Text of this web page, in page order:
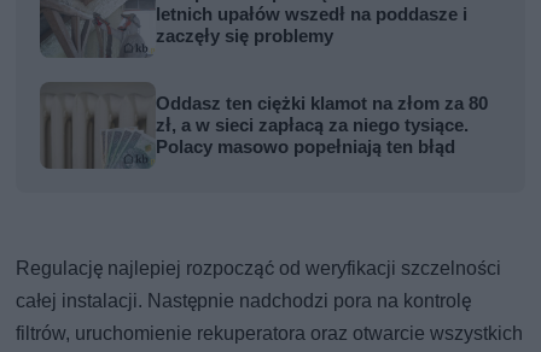
letnich upałów wszedł na poddasze i
zaczęły się problemy
Oddasz ten ciężki klamot na złom za 80
zł, a w sieci zapłacą za niego tysiące.
Polacy masowo popełniają ten błąd
Regulację najlepiej rozpocząć od weryfikacji szczelności
całej instalacji. Następnie nadchodzi pora na kontrolę
filtrów, uruchomienie rekuperatora oraz otwarcie wszystkich